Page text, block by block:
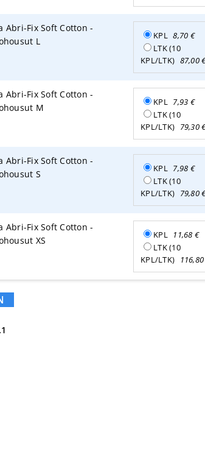
Abri-Fix Soft Cotton -
L
KPL 8,70 €
LTK (10
KPL/LTK) 87,00
Abri-Fix Soft Cotton -
M
KPL 7,93 €
LTK (10
KPL/LTK) 79,30
Abri-Fix Soft Cotton -
S
KPL 7,98 €
LTK (10
KPL/LTK) 79,80
Abri-Fix Soft Cotton -
XS
KPL 11,68 €
LTK (10
KPL/LTK)